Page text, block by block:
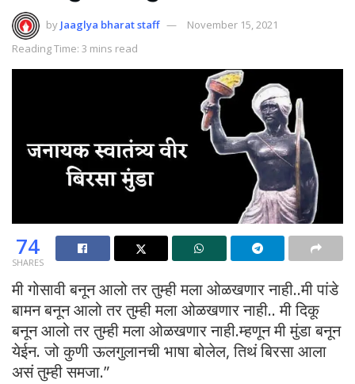
by Jaaglya bharat staff
November 15, 2021
Reading Time: 3 mins read
74
SHARES
मी गोसावी बनून आलो तर तुम्ही मला ओळखणार नाही..मी पांडे
बामन बनून आलो तर तुम्ही मला ओळखणार नाही.. मी दिकू
बनून आलो तर तुम्ही मला ओळखणार नाही.म्हणून मी मुंडा बनून
येईन. जो कुणी ऊलगुलानची भाषा बोलेल, तिथं बिरसा आला
असं तुम्ही समजा.”